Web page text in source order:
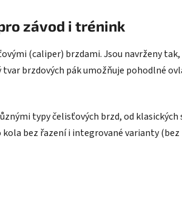
závod i trénink
(caliper) brzdami. Jsou navrženy
brzdových pák umožňuje pohodlné
typy čelisťových brzd, od
bez řazení i integrované varianty